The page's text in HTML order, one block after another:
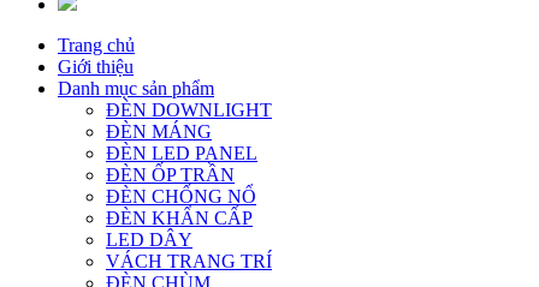
Trang chủ
Giới thiệu
Danh mục sản phẩm
ĐÈN DOWNLIGHT
ĐÈN MÁNG
ĐÈN LED PANEL
ĐÈN ỐP TRẦN
ĐÈN CHỐNG NỔ
ĐÈN KHẨN CẤP
LED DÂY
VÁCH TRANG TRÍ
ĐÈN CHÙM